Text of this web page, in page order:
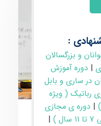
:
و بزرگسالان
| دوره آموزش
در ساری و بابل
رباتیک ( ویژه
| دوره ی مجازی
)
|